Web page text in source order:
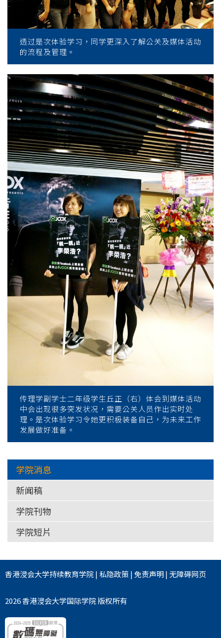
透过是次体验学习，同学更深入了解公关及媒体活动
的流程及管理。
传理学副学士二年级学生丘正（右）体会到媒体活动
中会出现很多突发状况，需要公关人员作出实时处
理。是次体验学习令她更积极装备自己，为未来工作
发展做好准备。
学院消息
新闻稿
学院刊物
学院短片
香港浸会大学持续教育学院| 私隐政策|免责声明|无障碍网页
2026 香港浸会大学国际学院 版权所有